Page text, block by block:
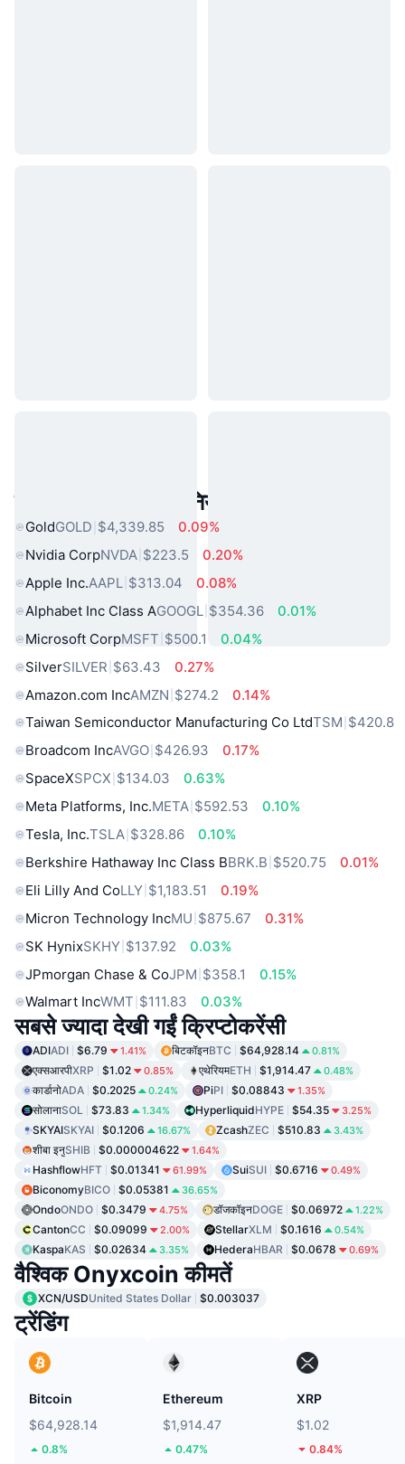
लोकप्रिय वास्तविक दुनिया की संपत्तियां
GoldGOLD $4,339.85
0.09%
Nvidia CorpNVDA $223.5
0.20%
Apple Inc.AAPL $313.04
0.08%
Alphabet Inc Class AGOOGL $354.36
0.01%
Microsoft CorpMSFT $500.1
0.04%
SilverSILVER $63.43
0.27%
Amazon.com IncAMZN $274.2
0.14%
Taiwan Semiconductor Manufacturing Co LtdTSM $420.8
Broadcom IncAVGO $426.93
0.17%
SpaceXSPCX $134.03
0.63%
Meta Platforms, Inc.META $592.53
0.10%
Tesla, Inc.TSLA $328.86
0.10%
Berkshire Hathaway Inc Class BBRK.B $520.75
0.01%
Eli Lilly And CoLLY $1,183.51
0.19%
Micron Technology IncMU $875.67
0.31%
SK HynixSKHY $137.92
0.03%
JPmorgan Chase & CoJPM $358.1
0.15%
Walmart IncWMT $111.83 0.03%
सबसे ज्यादा देखी गईं क्रिप्टोकरेंसी
ADIADI $6.79 1.41% बिटकॉइनBTC $64,928.14 0.81%
एक्सआरपीXRP $1.02 0.85% एथेरियमETH $1,914.47 0.48%
कार्डानोADA $0.2025 0.24% PiPI $0.08843 1.35%
सोलानाSOL $73.83 1.34% HyperliquidHYPE $54.35 3.25%
SKYAISKYAI $0.1206 16.67% ZcashZEC $510.83 3.43%
शीबा इनुSHIB $0.000004622 1.64%
HashflowHFT $0.01341 61.99% SuiSUI $0.6716 0.49%
BiconomyBICO $0.05381 36.65%
OndoONDO $0.3479 4.75% डॉजकॉइनDOGE $0.06972 1.22%
CantonCC $0.09099 2.00% StellarXLM $0.1616 0.54%
KaspaKAS $0.02634 3.35% HederaHBAR $0.0678 0.69%
वैश्विक Onyxcoin कीमतें
XCN/USDUnited States Dollar $0.003037
ट्रेंडिंग
Bitcoin
$64,928.14
0.8%
Ethereum
$1,914.47
0.47%
XRP
$1.02
0.84%